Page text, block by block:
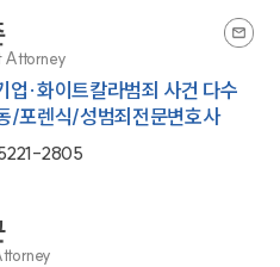
Attorney
업·화이트칼라범죄 사건 다수
/포렌식/성범죄전문변호사
2805